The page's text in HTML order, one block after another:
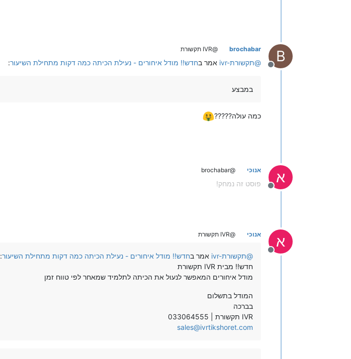
B
מנותק
brochabar @IVR תקשורת
@ivr-תקשורת אמר בחדש!! מודל איחורים - נעילת הכיתה כמה דקות מתחילת השיעור:
במבצע
כמה עולה?????
א
מנותק
אנוכי @brochabar
פוסט זה נמחק!
א
מנותק
אנוכי @IVR תקשורת
@ivr-תקשורת אמר בחדש!! מודל איחורים - נעילת הכיתה כמה דקות מתחילת השיעור:
חדש!! מבית IVR תקשורת
מודל איחורים המאפשר לנעול את הכיתה לתלמיד שמאחר לפי טווח זמן
המודל בתשלום
בברכה
IVR תקשורת | 033064555
sales@ivrtikshoret.com